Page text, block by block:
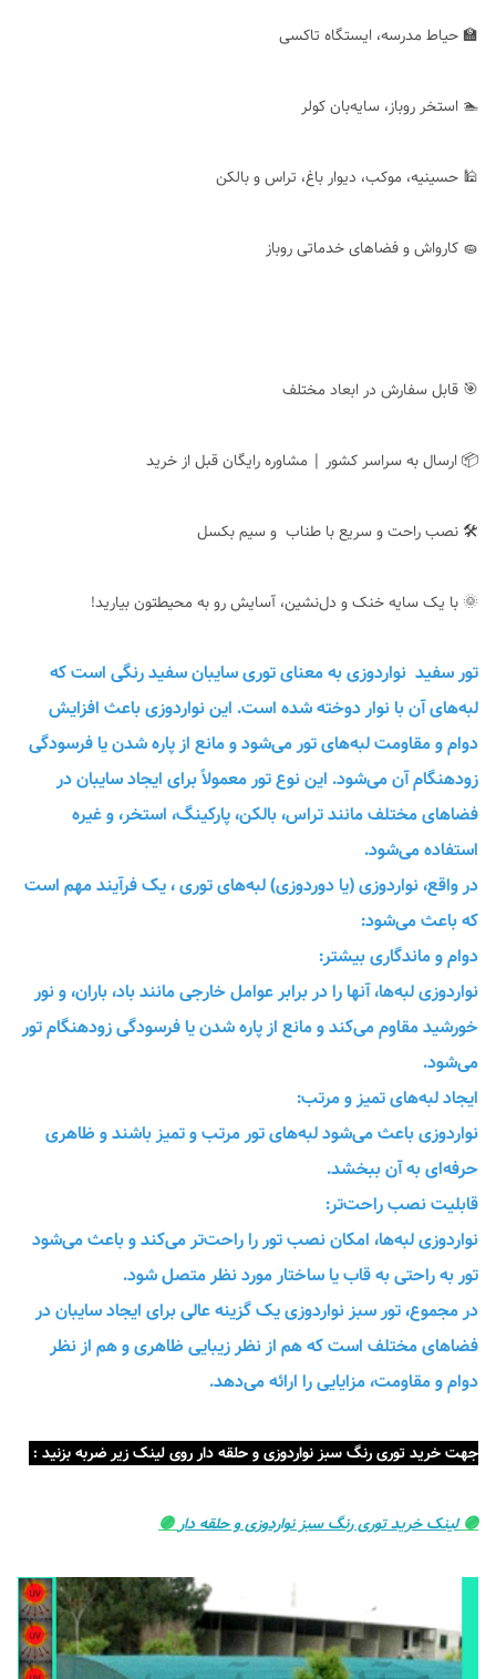
🏫 حیاط مدرسه، ایستگاه تاکسی
🏊 استخر روباز، سایه‌بان کولر
🕌 حسینیه، موکب، دیوار باغ، تراس و بالکن
🧽 کارواش و فضاهای خدماتی روباز
🎯 قابل سفارش در ابعاد مختلف
📦 ارسال به سراسر کشور | مشاوره رایگان قبل از خرید
🛠 نصب راحت و سریع با طناب و سیم بکسل
🌞 با یک سایه خنک و دل‌نشین، آسایش رو به محیطتون بیارید!
تور سفید نواردوزی به معنای توری سایبان سفید رنگی است که
لبه‌های آن با نوار دوخته شده است. این نواردوزی باعث افزایش
دوام و مقاومت لبه‌های تور می‌شود و مانع از پاره شدن یا فرسودگی
زودهنگام آن می‌شود. این نوع تور معمولاً برای ایجاد سایبان در
فضاهای مختلف مانند تراس، بالکن، پارکینگ، استخر، و غیره
استفاده می‌شود.
در واقع، نواردوزی (یا دوردوزی) لبه‌های توری ، یک فرآیند مهم است
که باعث می‌شود:
دوام و ماندگاری بیشتر:
نواردوزی لبه‌ها، آنها را در برابر عوامل خارجی مانند باد، باران، و نور
خورشید مقاوم می‌کند و مانع از پاره شدن یا فرسودگی زودهنگام تور
می‌شود.
ایجاد لبه‌های تمیز و مرتب:
نواردوزی باعث می‌شود لبه‌های تور مرتب و تمیز باشند و ظاهری
حرفه‌ای به آن ببخشد.
قابلیت نصب راحت‌تر:
نواردوزی لبه‌ها، امکان نصب تور را راحت‌تر می‌کند و باعث می‌شود
تور به راحتی به قاب یا ساختار مورد نظر متصل شود.
در مجموع، تور سبز نواردوزی یک گزینه عالی برای ایجاد سایبان در
فضاهای مختلف است که هم از نظر زیبایی ظاهری و هم از نظر
دوام و مقاومت، مزایایی را ارائه می‌دهد.
جهت خرید توری رنگ سبز نواردوزی و حلقه دار روی لینک زیر ضربه بزنید :
🟣لینک خرید توری رنگ سبز نواردوزی و حلقه دار🟣